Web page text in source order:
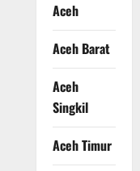
Aceh
Aceh Barat
Aceh
Singkil
Aceh Timur